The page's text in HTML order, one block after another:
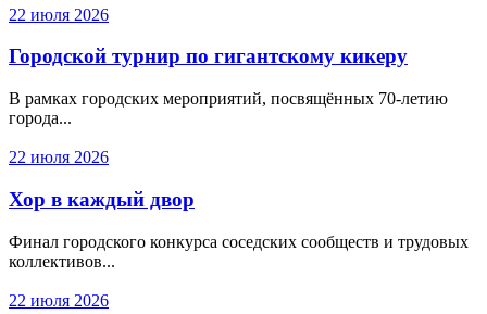
22 июля 2026
Городской турнир по гигантскому кикеру
В рамках городских мероприятий, посвящённых 70-летию
города...
22 июля 2026
Хор в каждый двор
Финал городского конкурса соседских сообществ и трудовых
коллективов...
22 июля 2026